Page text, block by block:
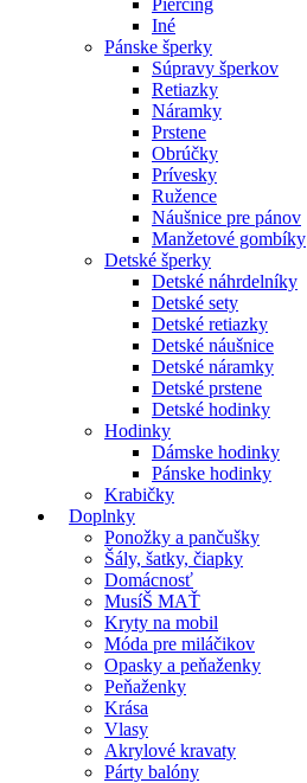
Piercing
Iné
Pánske šperky
Súpravy šperkov
Retiazky
Náramky
Prstene
Obrúčky
Prívesky
Ružence
Náušnice pre pánov
Manžetové gombíky
Detské šperky
Detské náhrdelníky
Detské sety
Detské retiazky
Detské náušnice
Detské náramky
Detské prstene
Detské hodinky
Hodinky
Dámske hodinky
Pánske hodinky
Krabičky
Doplnky
Ponožky a pančušky
Šály, šatky, čiapky
Domácnosť
MusíŠ MAŤ
Kryty na mobil
Móda pre miláčikov
Opasky a peňaženky
Peňaženky
Krása
Vlasy
Akrylové kravaty
Párty balóny